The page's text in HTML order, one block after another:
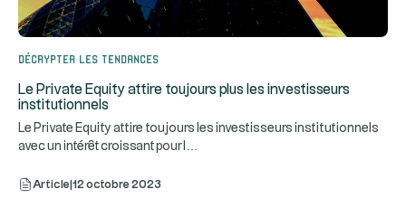
Décrypter les tendances
Le Private Equity attire toujours plus les investisseurs
institutionnels
Le Private Equity attire toujours les investisseurs institutionnels
avec un intérêt croissant pour l
Article 12 octobre 2023